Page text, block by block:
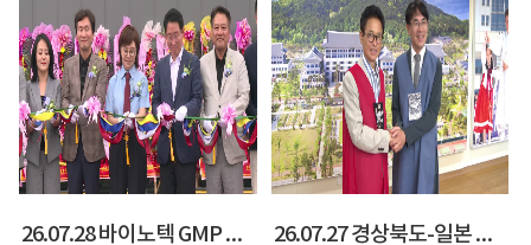
26.07.28 바이노텍 GMP 공장 준공식 26.07.27 경상북도-일본 나라현 상호 교류협약 간담회